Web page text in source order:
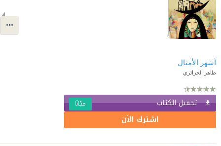
أشهر الأمثال
طاهر الجزائري
تحميل الكتاب مجّانًا
اشترك الآن